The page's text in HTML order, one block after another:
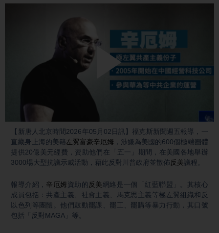
Play
【新唐人北京時間2026年05月02日訊】福克斯新聞週五報導，一
直藏身上海的美籍 左翼富豪辛厄姆 ，涉嫌為美國的600個極端團體
提供20億美元經費，資助他們在「五一」期間，在美國各地舉辦
3000場大型抗議示威活動，藉此反對川普政府並散佈反美議程。
報導介紹， 辛厄姆資助的反美 網絡是一個「紅藍聯盟」。其核心
成員包括：共產主義、社會主義、馬克思主義等極左翼組織和反
以色列等團體。他們鼓動罷課、罷工、罷購等暴力行動，其口號
包括「反對MAGA」等。